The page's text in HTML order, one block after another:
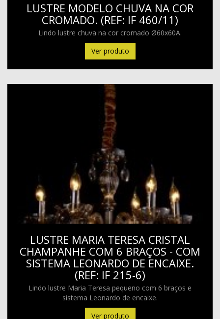
LUSTRE MODELO CHUVA NA COR
CROMADO. (REF: IF 460/11)
Lindo lustre chuva na cor cromado Ø60x60A.
Ver produto
LUSTRE MARIA TERESA CRISTAL
CHAMPANHE COM 6 BRAÇOS - COM
SISTEMA LEONARDO DE ENCAIXE.
(REF: IF 215-6)
Lindo lustre Maria Teresa pequeno com 6 braços e
sistema Leonardo de encaixe.
Ver produto